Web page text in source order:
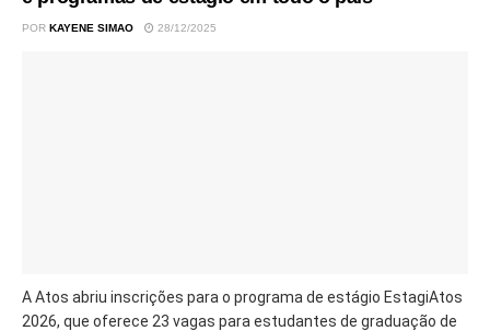
POR KAYENE SIMAO 28/12/2025
A Atos abriu inscrições para o programa de estágio EstagiAtos
2026, que oferece 23 vagas para estudantes de graduação de